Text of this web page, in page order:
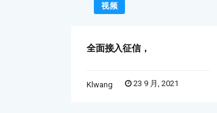
视频
全面接入征信，
Klwang 23 9 月, 2021